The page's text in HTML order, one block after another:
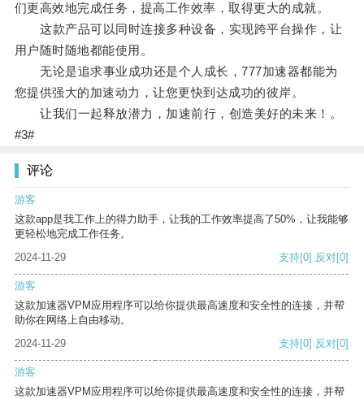
们更高效地完成任务，提高工作效率，取得更大的成就。
这款产品可以同时连接多种设备，实现跨平台操作，让
用户随时随地都能使用。
无论是追求事业成功还是个人成长，777加速器都能为
您提供强大的加速动力，让您更快到达成功的彼岸。
让我们一起释放潜力，加速前行，创造美好的未来！。
#3#
评论
游客
这款app是我工作上的得力助手，让我的工作效率提高了50%，让我能够
更轻松地完成工作任务。
2024-11-29
支持[0] 反对[0]
游客
这款加速器VPM应用程序可以给你提供最高速度和安全性的连接，并帮
助你在网络上自由移动。
2024-11-29
支持[0] 反对[0]
游客
这款加速器VPM应用程序可以给你提供最高速度和安全性的连接，并帮